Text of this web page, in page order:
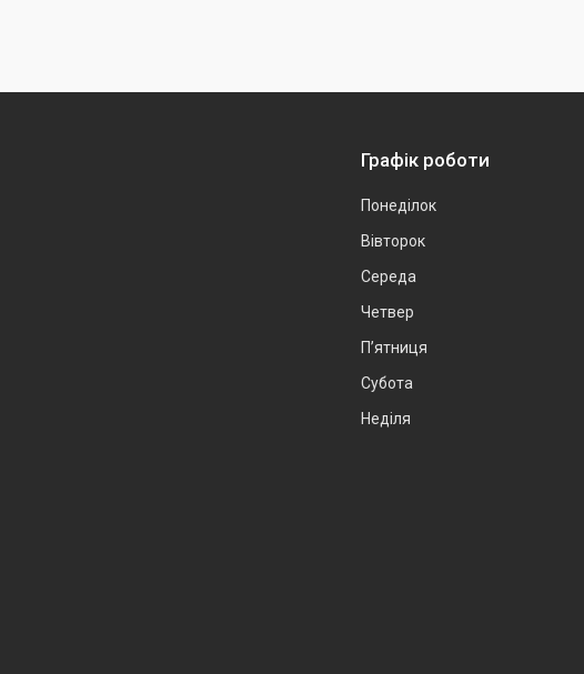
Графік роботи
Понеділок
Вівторок
Середа
Четвер
Пʼятниця
Субота
Неділя